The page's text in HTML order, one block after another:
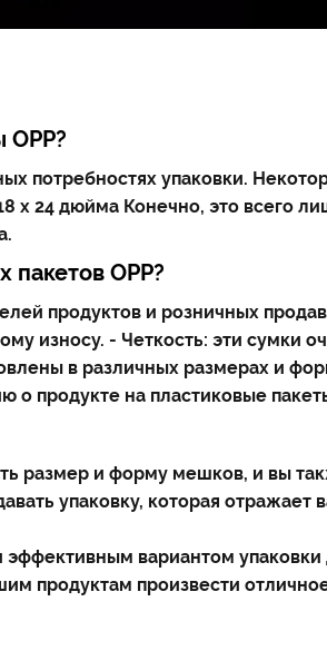
потребностях упаковки.
24 дюйма Конечно, это всего
OPP?
продуктов и розничных
износу. - Четкость: эти сумки
в различных размерах и
о продукте на пластиковые
размер и форму мешков, и вы
упаковку, которая
вариантом
продуктам произвести